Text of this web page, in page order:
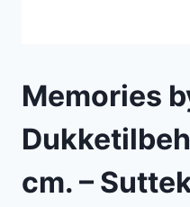
Memories
cm. –